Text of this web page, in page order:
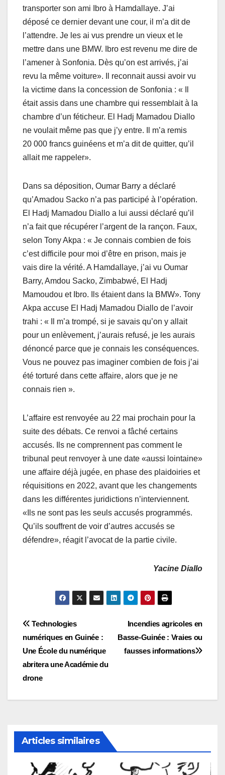
transporter son ami Ibro à Hamdallaye. J’ai
déposé ce dernier devant une cour, il m’a dit de
l’attendre. Je les ai vus prendre un vieux et le
mettre dans une BMW. Ibro est revenu me dire de
l’amener à Sonfonia. Dès qu’on est arrivés, j’ai
revu la même voiture». Il reconnait aussi avoir vu
la victime dans la concession de Sonfonia : « Il
était assis dans une chambre qui ressemblait à la
chambre d’un féticheur. El Hadj Mamadou Diallo
ne voulait même pas que j’y entre. Il m’a remis
20 000 francs guinéens et m’a dit de quitter, qu’il
allait me rappeler».
Dans sa déposition, Oumar Barry a déclaré
qu’Amadou Sacko n’a pas participé à l’opération.
El Hadj Mamadou Diallo a lui aussi déclaré qu’il
n’a fait que récupérer l’argent de la rançon. Faux,
selon Tony Akpa : « Je connais combien de fois
c’est difficile pour moi d’être en prison, mais je
vais dire la vérité. A Hamdallaye, j’ai vu Oumar
Barry, Amdou Sacko, Zimbabwé, El Hadj
Mamoudou et Ibro. Ils étaient dans la BMW». Tony
Akpa accuse El Hadj Mamadou Diallo de l’avoir
trahi : « Il m’a trompé, si je savais qu’on y allait
pour un enlèvement, j’aurais refusé, je les aurais
dénoncé parce que je connais les conséquences.
Vous ne pouvez pas imaginer combien de fois j’ai
été torturé dans cette affaire, alors que je ne
connais rien ».
L’affaire est renvoyée au 22 mai prochain pour la
suite des débats. Ce renvoi a fâché certains
accusés. Ils ne comprennent pas comment le
tribunal peut renvoyer à une date «aussi lointaine»
une affaire déjà jugée, en phase des plaidoiries et
réquisitions en 2022, avant que les changements
dans les différentes juridictions n’interviennent.
«Ils ne sont pas les seuls accusés programmés.
Qu’ils souffrent de voir d’autres accusés se
défendre», réagit l’avocat de la partie civile.
Yacine Diallo
Navigation
de
l’article
Incendies agricoles en
Basse-Guinée : Vraies ou
fausses informations
Technologies
numériques en Guinée :
Une École du numérique
abritera une Académie du
drone
Articles similaires